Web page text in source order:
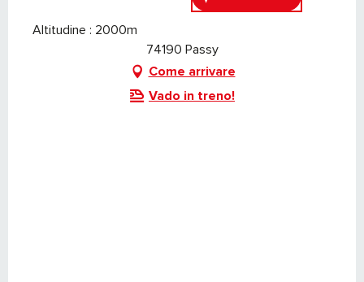
Altitudine : 2000m
74190 Passy
Come arrivare
Vado in treno!